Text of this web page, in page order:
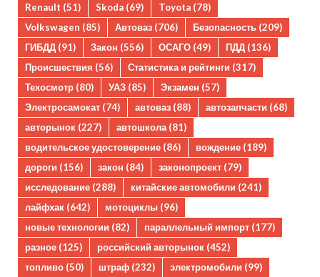
Renault (51) Skoda (69) Toyota (78)
Volkswagen (85) Автоваз (706) Безопасность (209)
ГИБДД (91) Закон (556) ОСАГО (49) ПДД (136)
Происшествия (56) Статистика и рейтинги (317)
Техосмотр (80) УАЗ (85) Экзамен (57)
Электросамокат (74) автоваз (88) автозапчасти (68)
авторынок (227) автошкола (81)
водительское удостоверение (86) вождение (189)
дороги (156) закон (84) законопроект (79)
исследование (288) китайские автомобили (241)
лайфхак (642) мотоциклы (96)
новые технологии (82) параллельный импорт (177)
разное (125) российский авторынок (452)
топливо (50) штраф (232) электромобили (99)